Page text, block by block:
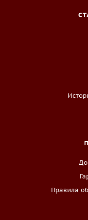
Правила